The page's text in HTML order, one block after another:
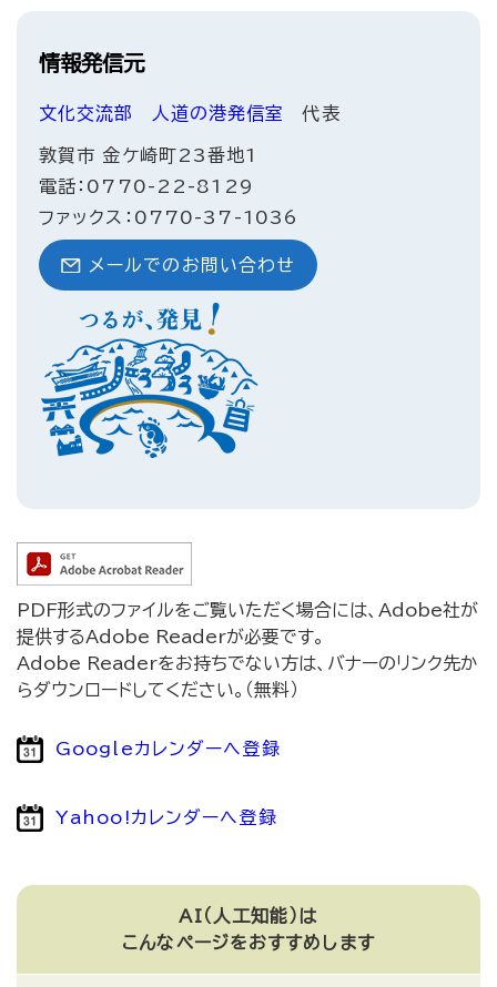
情報発信元
文化交流部 人道の港発信室 代表
敦賀市 金ケ崎町23番地1
電話：0770-22-8129
ファックス：0770-37-1036
メールでのお問い合わせ
PDF形式のファイルをご覧いただく場合には、Adobe社が
提供するAdobe Readerが必要です。
Adobe Readerをお持ちでない方は、バナーのリンク先か
らダウンロードしてください。（無料）
Googleカレンダーへ登録
Yahoo!カレンダーへ登録
AI（人工知能）は
こんなページをおすすめします